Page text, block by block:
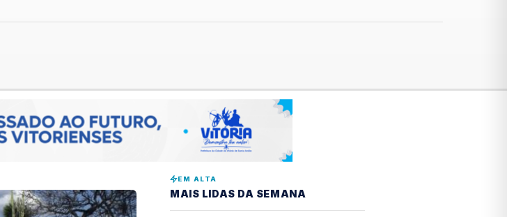
EM ALTA
MAIS LIDAS DA SEMANA